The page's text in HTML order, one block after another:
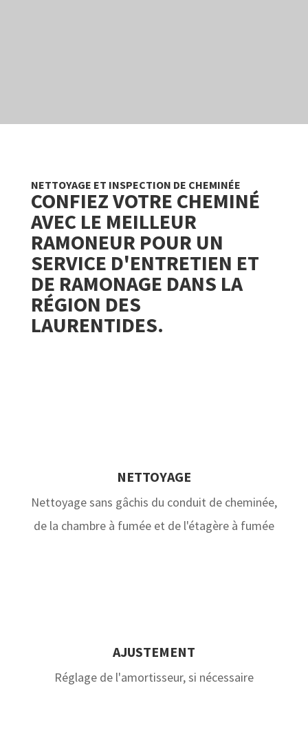
NETTOYAGE ET INSPECTION DE CHEMINÉE
CONFIEZ VOTRE CHEMINÉ
AVEC LE MEILLEUR
RAMONEUR POUR UN
SERVICE D'ENTRETIEN ET
DE RAMONAGE DANS LA
RÉGION DES
LAURENTIDES.
NETTOYAGE
Nettoyage sans gâchis du conduit de cheminée,
de la chambre à fumée et de l'étagère à fumée
AJUSTEMENT
Réglage de l'amortisseur, si nécessaire